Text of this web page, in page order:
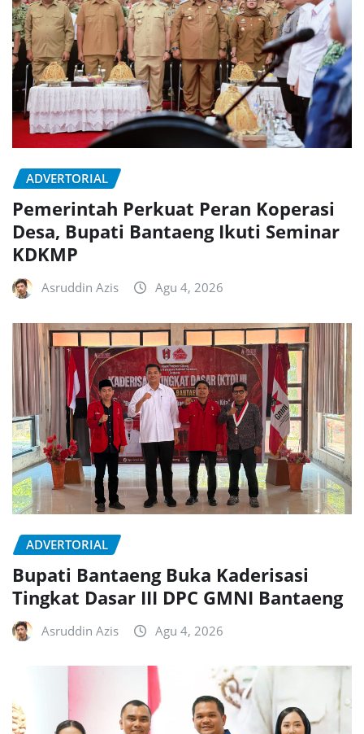
ADVERTORIAL
Pemerintah Perkuat Peran Koperasi
Desa, Bupati Bantaeng Ikuti Seminar
KDKMP
Asruddin Azis Agu 4, 2026
ADVERTORIAL
Bupati Bantaeng Buka Kaderisasi
Tingkat Dasar III DPC GMNI Bantaeng
Asruddin Azis Agu 4, 2026